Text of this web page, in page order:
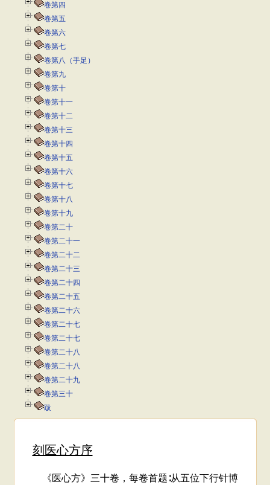
卷第四
卷第五
卷第六
卷第七
卷第八（手足）
卷第九
卷第十
卷第十一
卷第十二
卷第十三
卷第十四
卷第十五
卷第十六
卷第十七
卷第十八
卷第十九
卷第二十
卷第二十一
卷第二十二
卷第二十三
卷第二十四
卷第二十五
卷第二十六
卷第二十七
卷第二十七
卷第二十八
卷第二十八
卷第二十九
卷第三十
跋